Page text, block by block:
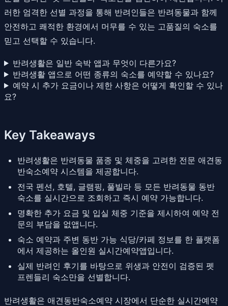
러한 엄격한 선별 과정을 통해 반려인들은 반려동물과 함께
안전하고 쾌적한 환경에서 머무를 수 있는 고품질의 숙소를
믿고 선택할 수 있습니다.
반려생활은 일반 숙박 앱과 무엇이 다른가요?
반려생활 앱으로 어떤 종류의 숙소를 예약할 수 있나요?
예약 시 추가 요금이나 제한 사항은 어떻게 확인할 수 있나
요?
Key Takeaways
반려생활은 반려동물 품종 및 체중을 고려한 전문 애견동
반숙소예약 시스템을 제공합니다.
전국 펜션, 호텔, 글램핑, 풀빌라 등 모든 반려동물 동반
숙소를 실시간으로 조회하고 즉시 예약 가능합니다.
명확한 추가 요금 및 입실 체중 기준을 제시하여 예약 전
문의 부담을 없앱니다.
숙소 예약과 주변 동반 가능 식당/카페 정보를 한 플랫폼
에서 제공하는 올인원 실시간예약앱입니다.
실제 반려인 후기를 바탕으로 위생과 안전이 검증된 펫
프렌들리 숙소만을 선별합니다.
반려생활은 애견동반숙소예약 시장에서 단순한 실시간예약